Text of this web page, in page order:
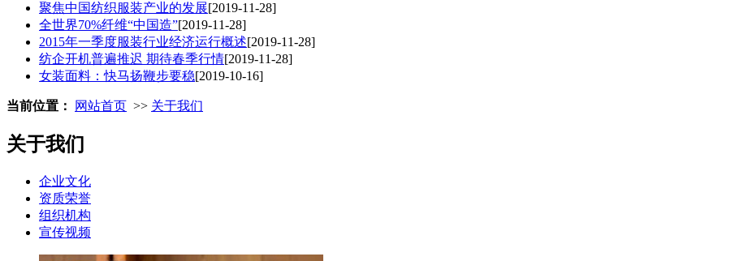
聚焦中国纺织服装产业的发展[2019-11-28]
全世界70%纤维“中国造”[2019-11-28]
2015年一季度服装行业经济运行概述[2019-11-28]
纺企开机普遍推迟 期待春季行情[2019-11-28]
女装面料：快马扬鞭步要稳[2019-10-16]
当前位置： 网站首页 >> 关于我们
关于我们
企业文化
资质荣誉
组织机构
宣传视频